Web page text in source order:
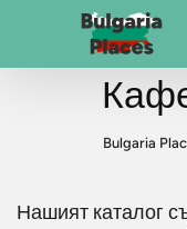
Bulgaria
Нашият каталог